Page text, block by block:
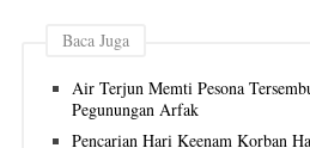
Baca Juga
Air Terjun Memti Pesona
Pegunungan Arfak
Pencarian Hari Keenam Korban